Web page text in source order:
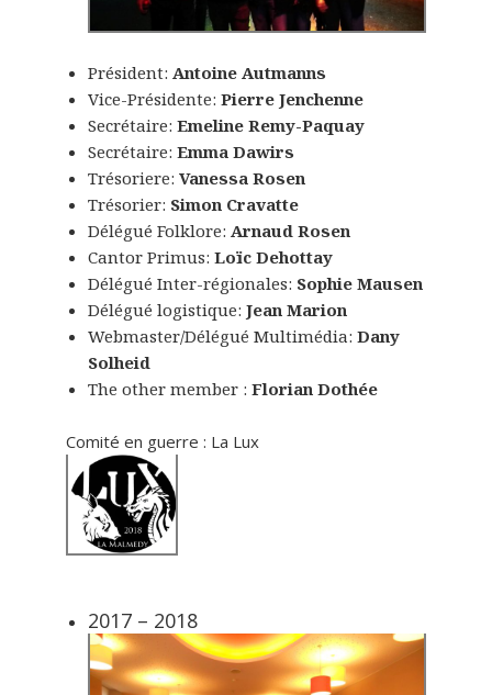
Président: Antoine Autmanns
Vice-Présidente: Pierre Jenchenne
Secrétaire: Emeline Remy-Paquay
Secrétaire: Emma Dawirs
Trésoriere: Vanessa Rosen
Trésorier: Simon Cravatte
Délégué Folklore: Arnaud Rosen
Cantor Primus: Loïc Dehottay
Délégué Inter-régionales: Sophie Mausen
Délégué logistique: Jean Marion
Webmaster/Délégué Multimédia: Dany
Solheid
The other member : Florian Dothée
Comité en guerre : La Lux
2017 – 2018